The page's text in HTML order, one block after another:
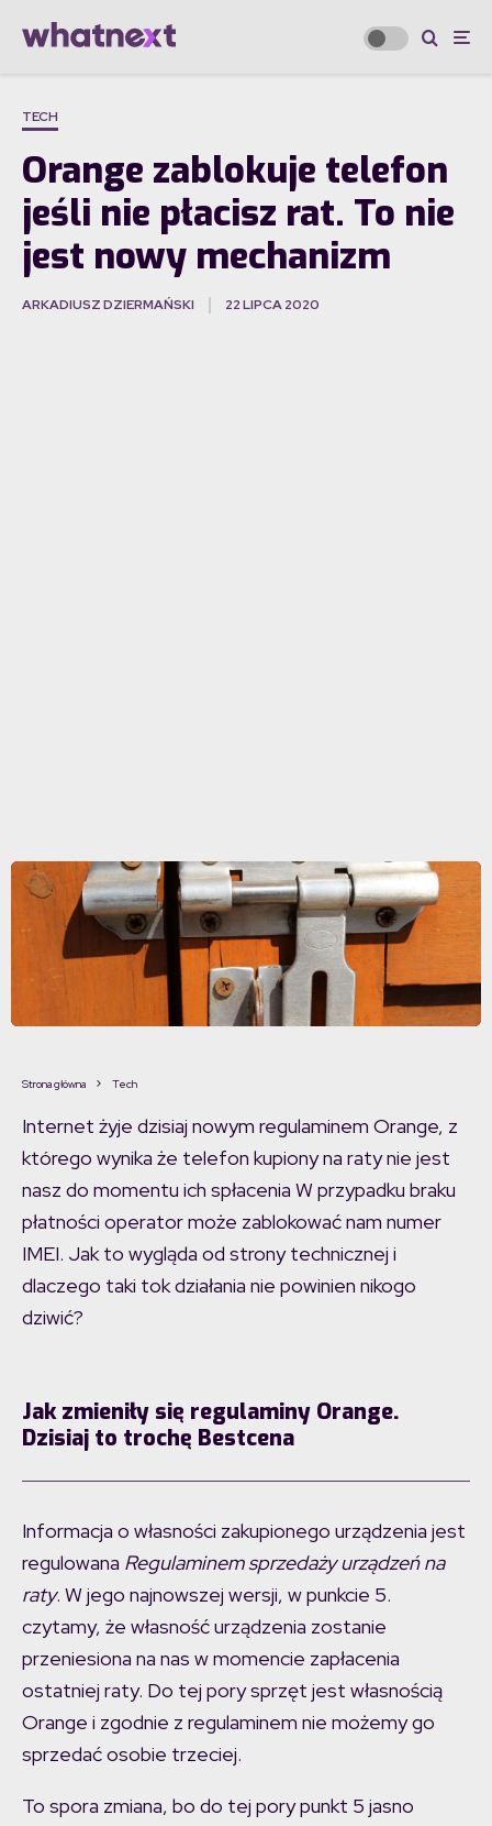
TECH
Orange zablokuje telefon
jeśli nie płacisz rat. To nie
jest nowy mechanizm
ARKADIUSZ DZIERMAŃSKI 22 LIPCA 2020
Strona główna Tech
Internet żyje dzisiaj nowym regulaminem Orange, z
którego wynika że telefon kupiony na raty nie jest
nasz do momentu ich spłacenia W przypadku braku
płatności operator może zablokować nam numer
IMEI. Jak to wygląda od strony technicznej i
dlaczego taki tok działania nie powinien nikogo
dziwić?
Jak zmieniły się regulaminy Orange.
Dzisiaj to trochę Bestcena
Informacja o własności zakupionego urządzenia jest
regulowana Regulaminem sprzedaży urządzeń na
raty. W jego najnowszej wersji, w punkcie 5.
czytamy, że własność urządzenia zostanie
przeniesiona na nas w momencie zapłacenia
ostatniej raty. Do tej pory sprzęt jest własnością
Orange i zgodnie z regulaminem nie możemy go
sprzedać osobie trzeciej.
To spora zmiana, bo do tej pory punkt 5 jasno